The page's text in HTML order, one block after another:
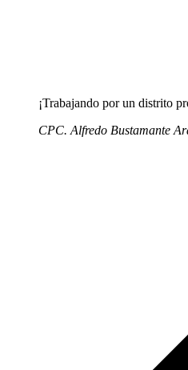
¡Trabajando por un distrito
CPC. Alfredo Bustamante